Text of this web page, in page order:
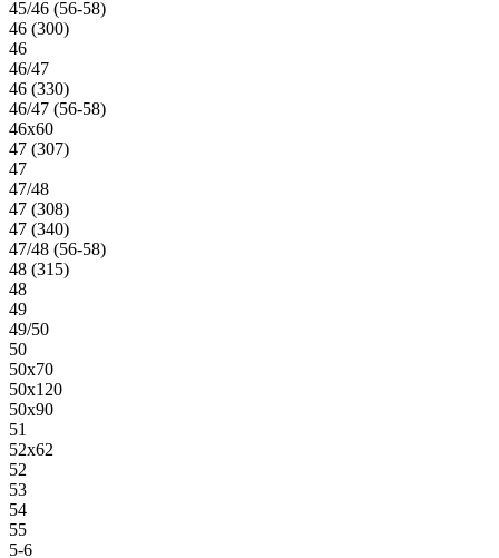
45/46 (56-58)
46 (300)
46
46/47
46 (330)
46/47 (56-58)
46х60
47 (307)
47
47/48
47 (308)
47 (340)
47/48 (56-58)
48 (315)
48
49
49/50
50
50х70
50х120
50х90
51
52х62
52
53
54
55
5-6